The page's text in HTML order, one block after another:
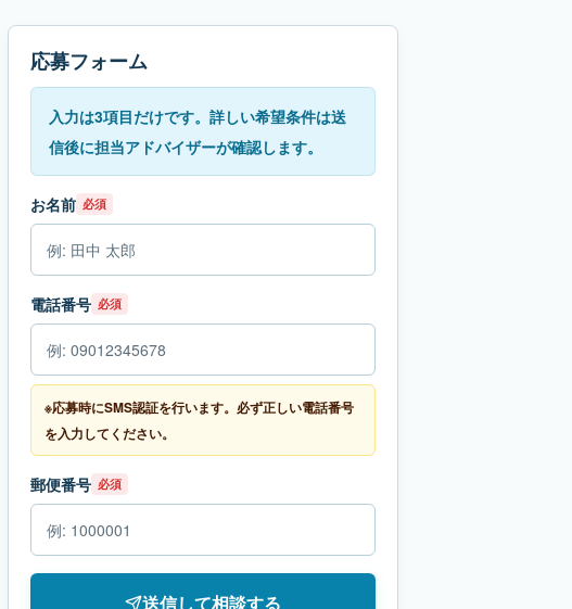
応募フォーム
入力は3項目だけです。詳しい希望条件は送
信後に担当アドバイザーが確認します。
お名前 必須
電話番号 必須
※応募時にSMS認証を行います。必ず正しい電話番号
を入力してください。
郵便番号 必須
送信して相談する